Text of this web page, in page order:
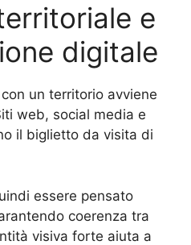
e
digitale
un territorio avviene
web, social media e
il biglietto da visita di
essere pensato
coerenza tra
visiva forte aiuta a